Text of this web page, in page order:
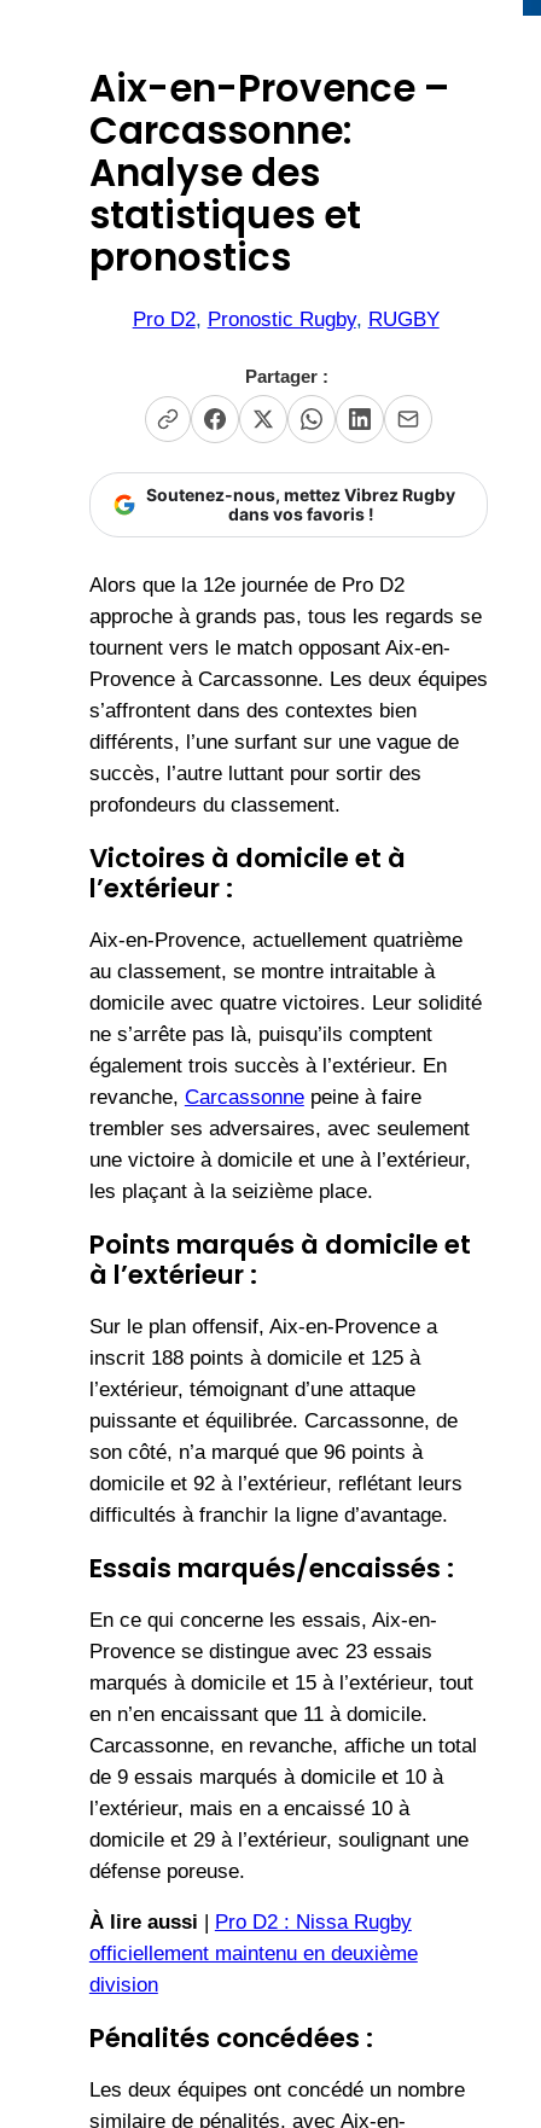
Aix-en-Provence –
Carcassonne:
Analyse des
statistiques et
pronostics
Pro D2, Pronostic Rugby, RUGBY
Partager :
Soutenez-nous, mettez Vibrez Rugby
dans vos favoris !
Alors que la 12e journée de Pro D2
approche à grands pas, tous les regards se
tournent vers le match opposant Aix-en-
Provence à Carcassonne. Les deux équipes
s’affrontent dans des contextes bien
différents, l’une surfant sur une vague de
succès, l’autre luttant pour sortir des
profondeurs du classement.
Victoires à domicile et à
l’extérieur :
Aix-en-Provence, actuellement quatrième
au classement, se montre intraitable à
domicile avec quatre victoires. Leur solidité
ne s’arrête pas là, puisqu’ils comptent
également trois succès à l’extérieur. En
revanche, Carcassonnepeine à faire
trembler ses adversaires, avec seulement
une victoire à domicile et une à l’extérieur,
les plaçant à la seizième place.
Points marqués à domicile et
à l’extérieur :
Sur le plan offensif, Aix-en-Provence a
inscrit 188 points à domicile et 125 à
l’extérieur, témoignant d’une attaque
puissante et équilibrée. Carcassonne, de
son côté, n’a marqué que 96 points à
domicile et 92 à l’extérieur, reflétant leurs
difficultés à franchir la ligne d’avantage.
Essais marqués/encaissés :
En ce qui concerne les essais, Aix-en-
Provence se distingue avec 23 essais
marqués à domicile et 15 à l’extérieur, tout
en n’en encaissant que 11 à domicile.
Carcassonne, en revanche, affiche un total
de 9 essais marqués à domicile et 10 à
l’extérieur, mais en a encaissé 10 à
domicile et 29 à l’extérieur, soulignant une
défense poreuse.
À lire aussi
Pro D2 : Nissa Rugby
officiellement maintenu en deuxième
division
Pénalités concédées :
Les deux équipes ont concédé un nombre
similaire de pénalités, avec Aix-en-